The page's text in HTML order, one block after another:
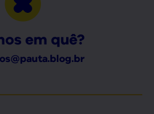
em quê?